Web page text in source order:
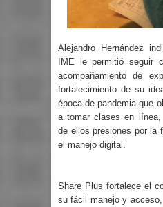
Alejandro Hernández
IME le permitió seguir
acompañamiento de
fortalecimiento de su
época de pandemia que
a tomar clases en línea,
de ellos presiones por la
el manejo digital.
Share Plus fortalece el
su fácil manejo y